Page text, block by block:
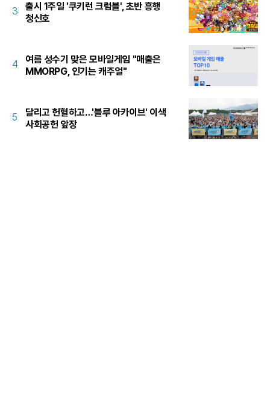
3
출시 1주일 '쿠키런 크럼블', 초반 흥행
청신호
4
여름 성수기 맞은 모바일게임 "매출은
MMORPG, 인기는 캐주얼"
5
달리고 헌혈하고…'블루 아카이브' 이색
사회공헌 앞장